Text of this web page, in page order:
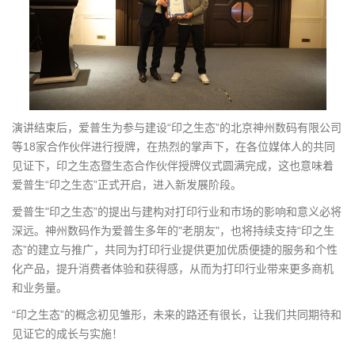
演讲结束后，爱普生为参与建设“印之生态”的北京神州数码有限公司
等18家合作伙伴进行授牌，在热烈的掌声下，在各位媒体人的共同
见证下，印之生态暨生态合作伙伴授牌仪式圆满完成，这也意味着
爱普生“印之生态”正式开启，进入新发展阶段。
爱普生"印之生态”的提出与建构对打印行业和市场的影响和意义必将
深远。神州数码作为爱普生多年的"老朋友"，也将持续支持“印之生
态”的建立与推广，共同为打印行业提供更加优质便捷的服务和个性
化产品，提升消费者体验和获得感，从而为打印行业带来更多商机
和业务量。
“印之生态”的概念初见雏形，未来的路还有很长，让我们共同期待和
见证它的成长与实施！